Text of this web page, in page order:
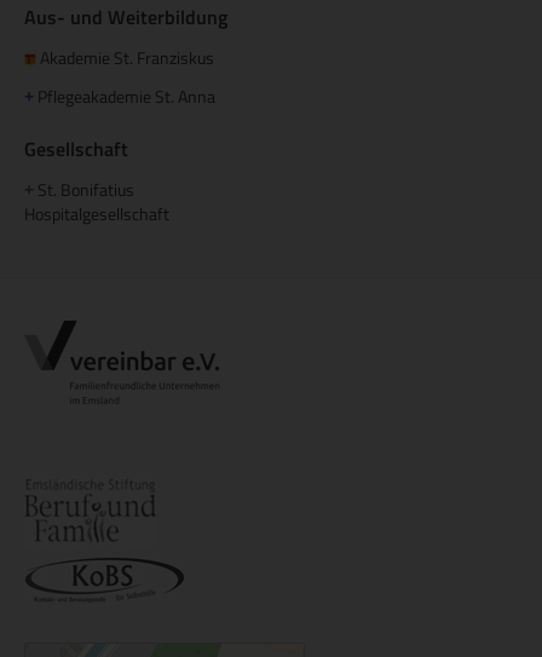
Aus- und Weiterbildung
Akademie St. Franziskus
+ Pflegeakademie St. Anna
Gesellschaft
St. Bonifatius
Hospitalgesellschaft